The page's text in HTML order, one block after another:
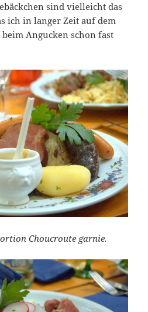
sind vielleicht das
ich in langer Zeit auf dem
Angucken schon fast
Choucroute garnie.